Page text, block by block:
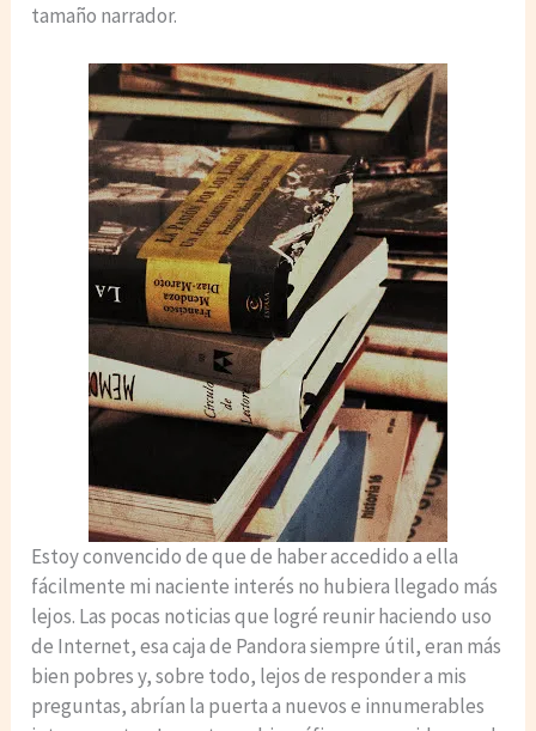
tamaño narrador.
Estoy convencido de que de haber accedido a ella
fácilmente mi naciente interés no hubiera llegado más
lejos. Las pocas noticias que logré reunir haciendo uso
de Internet, esa caja de Pandora siempre útil, eran más
bien pobres y, sobre todo, lejos de responder a mis
preguntas, abrían la puerta a nuevos e innumerables